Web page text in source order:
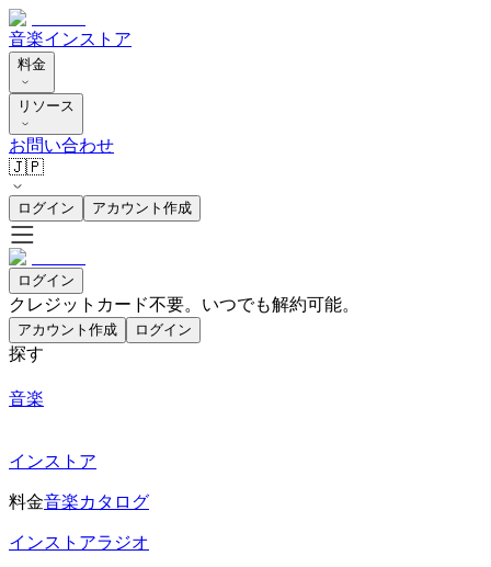
音楽インストア
料金
リソース
お問い合わせ
🇯🇵
ログイン アカウント作成
ログイン
クレジットカード不要。いつでも解約可能。
アカウント作成 ログイン
探す
音楽
インストア
料金音楽カタログ
インストアラジオ